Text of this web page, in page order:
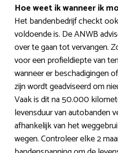
Hoe weet ik wanneer ik
Het bandenbedrijf checkt
voldoende is. De ANWB
over te gaan tot vervangen.
voor een profieldiepte van
wanneer er beschadigingen
zijn wordt geadviseerd om
Vaak is dit na 50.000
levensduur van autobanden
afhankelijk van het
wegen. Controleer elke 2